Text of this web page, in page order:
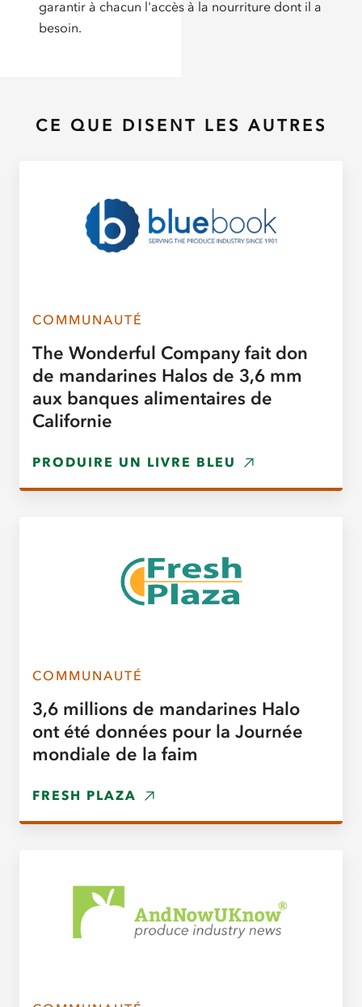
garantir à chacun l'accès à la nourriture dont il a
besoin.
CE QUE DISENT LES AUTRES
COMMUNAUTÉ
The Wonderful Company fait don
de mandarines Halos de 3,6 mm
aux banques alimentaires de
Californie
PRODUIRE UN LIVRE BLEU
COMMUNAUTÉ
3,6 millions de mandarines Halo
ont été données pour la Journée
mondiale de la faim
FRESH PLAZA